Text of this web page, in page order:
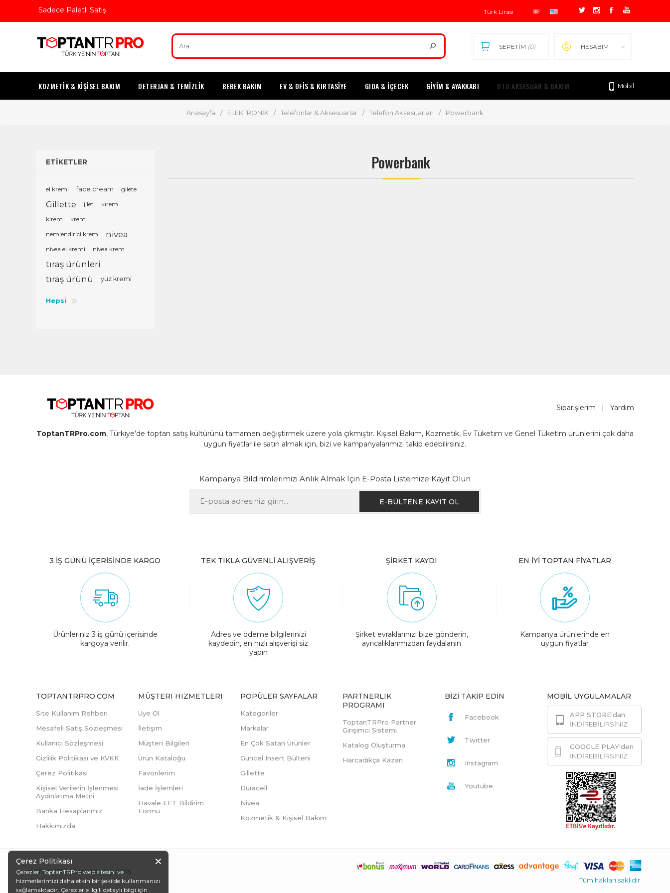
Sadece Paletli Satış
HESABIM
SEPETİM (0)
KOZMETİK & KİŞİSEL BAKIM DETERJAN & TEMİZLİK BEBEK BAKIM EV & OFİS & KIRTASİYE GIDA & İÇECEK GİYİM & AYAKKABI OTO AKSESUAR & BAKIM Mobil
Anasayfa / ELEKTRONİK / Telefonlar & Aksesuarlar / Telefon Aksesuarları / Powerbank
Powerbank
ETİKETLER
el kremi face cream gilete
Gillette jilet
kırem
kirem
krem
nemlendirici krem
nivea
nivea el kremi nivea krem
tıraş ürünleri
tıraş ürünü
yüz kremi
Hepsi
Siparişlerim | Yardım
ToptanTRPro.com, Türkiye’de toptan satış kültürünü tamamen değiştirmek üzere yola çıkmıştır. Kişisel Bakım, Kozmetik, Ev Tüketim ve Genel Tüketim ürünlerini çok daha
uygun fiyatlar ile satın almak için, bizi ve kampanyalarımızı takip edebilirsiniz.
Kampanya Bildirimlerimizi Anlık Almak İçin E-Posta Listemize Kayıt Olun
3 İŞ GÜNÜ İÇERİSİNDE KARGO
Ürünleriniz 3 iş günü içerisinde
kargoya verilir.
TEK TIKLA GÜVENLİ ALIŞVERİŞ
Adres ve ödeme bilgilerinizi
kaydedin, en hızlı alışverişi siz
yapın
ŞİRKET KAYDI
Şirket evraklarınızı bize gönderin,
ayrıcalıklarımızdan faydalanın
EN İYİ TOPTAN FİYATLAR
Kampanya ürünlerinde en
uygun fiyatlar
TOPTANTRPRO.COM
Site Kullanım Rehberi
Mesafeli Satış Sözleşmesi
Kullanıcı Sözleşmesi
Gizlilik Politikası ve KVKK
Çerez Politikası
Kişisel Verilerin İşlenmesi
Aydınlatma Metni
Banka Hesaplarımız
Hakkımızda
MÜŞTERI HIZMETLERI
Üye Ol
İletişim
Müşteri Bilgileri
Ürün Kataloğu
Favorilerim
İade İşlemleri
Havale EFT Bildirim
Formu
POPÜLER SAYFALAR
Kategoriler
Markalar
En Çok Satan Ürünler
Güncel Insert Bülteni
Gillette
Duracell
Nivea
Kozmetik & Kişisel Bakım
PARTNERLIK
PROGRAMI
ToptanTRPro Partner
Girişimci Sistemi
Katalog Oluşturma
Harcadıkça Kazan
BİZİ TAKİP EDİN
Facebook
Twitter
Instagram
Youtube
MOBİL UYGULAMALAR
APP STORE'dan
İNDİREBİLİRSİNİZ
GOOGLE PLAY'den
İNDİREBİLİRSİNİZ
İNTERNETTE GÜVENLİ ALIŞVERİŞ
Tüm hakları saklıdır.
Çerez Politikası
Çerezler, ToptanTRPro web sitesini ve
hizmetlerimizi daha etkin bir şekilde kullanmanızı
sağlamaktadır. Çerezlerle ilgili detaylı bilgi için